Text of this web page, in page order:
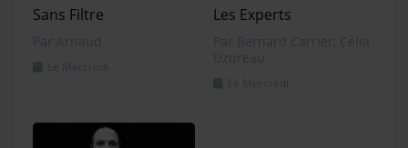
Sans Filtre Les Experts